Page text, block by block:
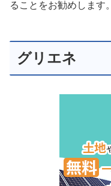
ることをお勧めします。
グリエネ